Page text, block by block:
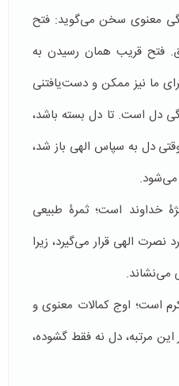
معنوی سخن می‌گوید: فتح
فتح قریب همان رسیدن به
ما نیز ممکن و دست‌یافتنی
است. تا دل بسته باشد،
دل به سپاس الهی باز شد،
می‌شود.
خداوند است؛ ثمرۀ طبیعی
نصرت الهی قرار می‌گیرد، زیرا
می‌نشاند.
است؛ اوج کمالات معنوی و
مرتبه، دل نه فقط گشوده،